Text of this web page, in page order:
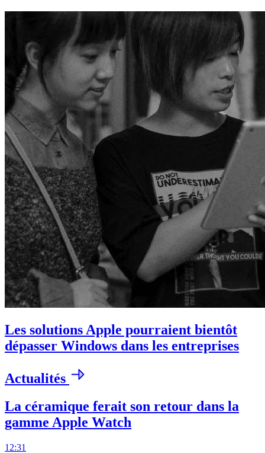
Les solutions Apple pourraient bientôt
dépasser Windows dans les entreprises
Actualités
La céramique ferait son retour dans la
gamme Apple Watch
12:31